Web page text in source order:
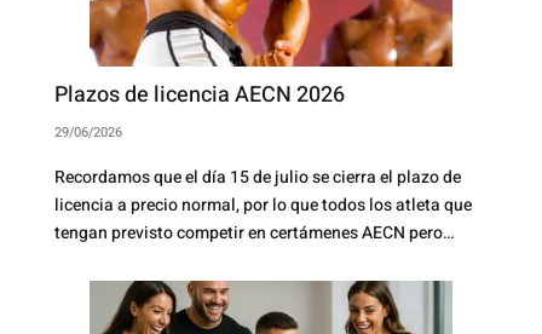
Plazos de licencia AECN 2026
29/06/2026
Recordamos que el día 15 de julio se cierra el plazo de
licencia a precio normal, por lo que todos los atleta que
tengan previsto competir en certámenes AECN pero…